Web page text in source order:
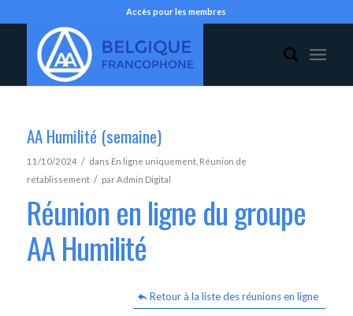
Accès pour les membres
AA Humilité (semaine)
11/10/2024 / dans En ligne uniquement, Réunion de
rétablissement / parAdmin Digital
Réunion en ligne du groupe
AA Humilité
Retour à la liste des réunions en ligne